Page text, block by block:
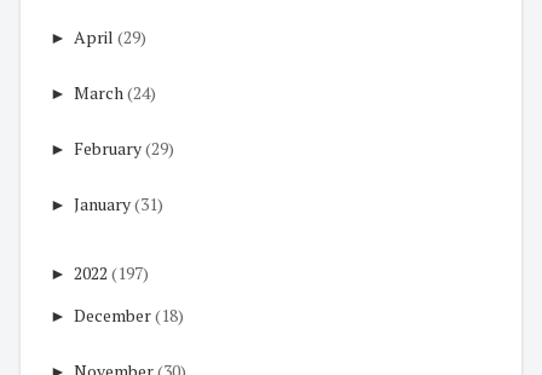
► April (29)
► March(24)
► February(29)
► January(31)
► 2022 (197)
► December(18)